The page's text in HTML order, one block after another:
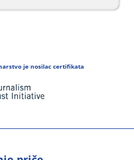
je nosilac certifikata